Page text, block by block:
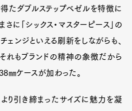
たダブルステップベゼルを特徴に
に「シックス・マスターピース」の
ェンジといえる刷新をしながらも、
れもブランドの精神の象徴だから
㎜ケースが加わった。
り引き締まったサイズに魅力を凝